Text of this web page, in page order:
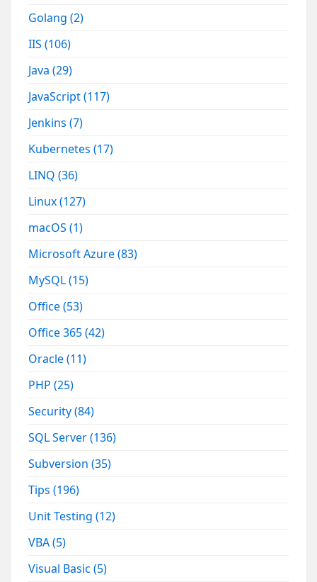
Golang(2)
IIS(106)
Java(29)
JavaScript(117)
Jenkins(7)
Kubernetes(17)
LINQ(36)
Linux(127)
macOS(1)
Microsoft Azure(83)
MySQL(15)
Office(53)
Office 365(42)
Oracle(11)
PHP(25)
Security(84)
SQL Server(136)
Subversion(35)
Tips(196)
Unit Testing(12)
VBA(5)
Visual Basic(5)